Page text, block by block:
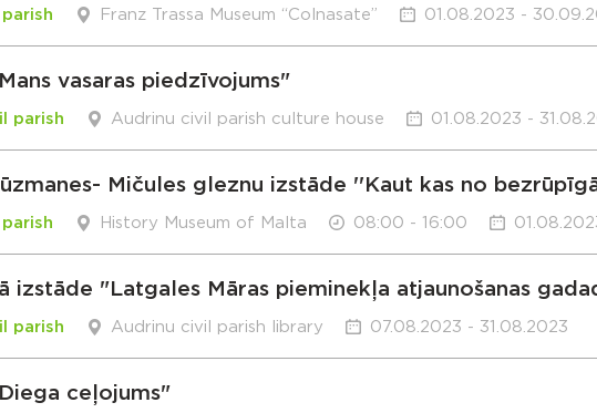
Franz Trassa Museum “Colnasate” 01.08.2023 -
vasaras piedzīvojums"
parish Audrinu civil parish culture house 01.08.2023 -
Mičules gleznu izstāde ''Kaut kas no
History Museum of Malta 08:00 - 16:00
izstāde "Latgales Māras pieminekļa atjaunošanas
parish Audrinu civil parish library 07.08.2023 - 31.08.2023
ceļojums"